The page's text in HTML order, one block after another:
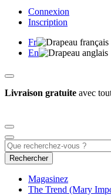
Connexion
Inscription
Fr
En
Livraison gratuite avec
Rechercher
Magasinez
The Trend (Mary